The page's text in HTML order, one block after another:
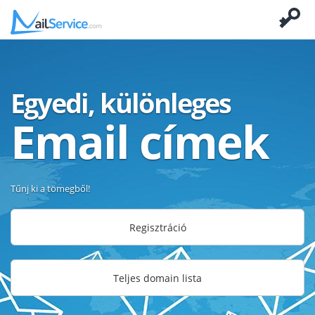
Egyedi, különleges
Email címek
Tűnj ki a tömegből!
Regisztráció
Teljes domain lista